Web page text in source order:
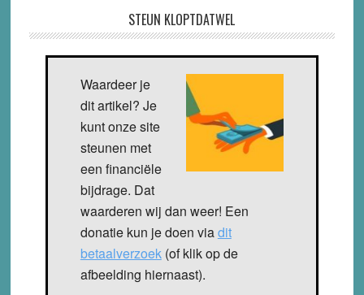
STEUN KLOPTDATWEL
Waardeer je
dit artikel? Je
kunt onze site
steunen met
een financiële
bijdrage. Dat
waarderen wij dan weer! Een
donatie kun je doen viadit
betaalverzoek(of klik op de
afbeelding hiernaast).